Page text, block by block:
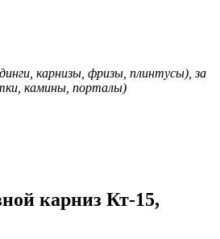
карнизы, фризы, плинтусы), за
камины, порталы)
карниз Кт-15,